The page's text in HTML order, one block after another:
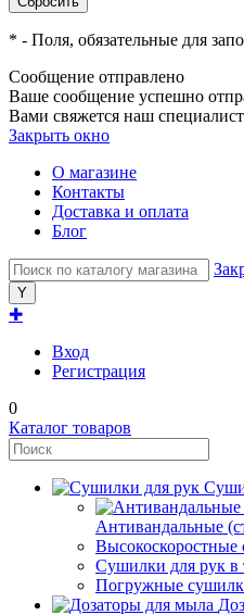
* - Поля, обязательные для
Сообщение отправлено
Ваше сообщение успешно
Вами свяжется наш специалист
Закрыть окно
О магазине
Контакты
Доставка и оплата
Блог
✚
Вход
Регистрация
0
Каталог товаров
Антивандальные
Сушилки для рук в
Погружные